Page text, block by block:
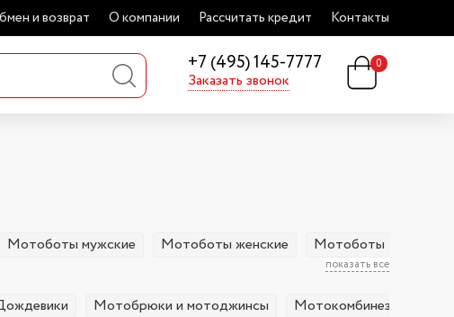
и возврат О компании Рассчитать кредит Контакты
+7 (495) 145-7777
Заказать звонок
0
показать все
Мотоботы мужские Мотоботы женские Мотоботы ELEVEIT
Мотобрюки и мотоджинсы Мотокомбинезоны